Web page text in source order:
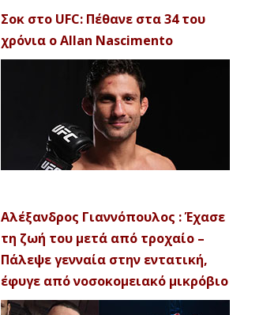
Σοκ στο UFC: Πέθανε στα 34 του
χρόνια ο Allan Nascimento
Αλέξανδρος Γιαννόπουλος : Έχασε
τη ζωή του μετά από τροχαίο –
Πάλεψε γενναία στην εντατική,
έφυγε από νοσοκομειακό μικρόβιο